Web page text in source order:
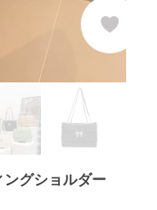
ングショルダー